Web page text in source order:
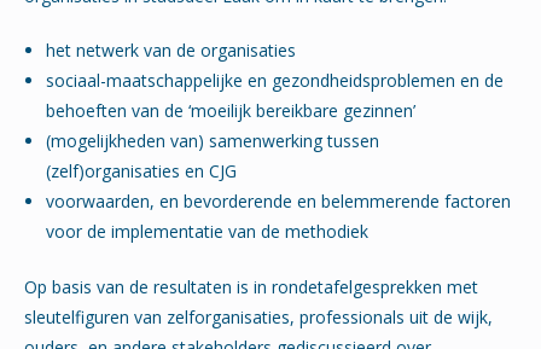
het netwerk van de organisaties
sociaal-maatschappelijke en gezondheidsproblemen en de
behoeften van de ‘moeilijk bereikbare gezinnen’
(mogelijkheden van) samenwerking tussen
(zelf)organisaties en CJG
voorwaarden, en bevorderende en belemmerende factoren
voor de implementatie van de methodiek
Op basis van de resultaten is in rondetafelgesprekken met
sleutelfiguren van zelforganisaties, professionals uit de wijk,